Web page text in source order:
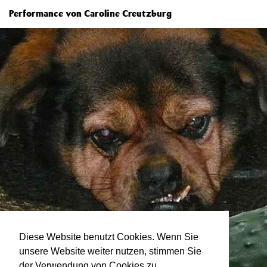
Diese Website benutzt Cookies. Wenn Sie
unsere Website weiter nutzen, stimmen Sie
Performance von Caroline Creutzburg